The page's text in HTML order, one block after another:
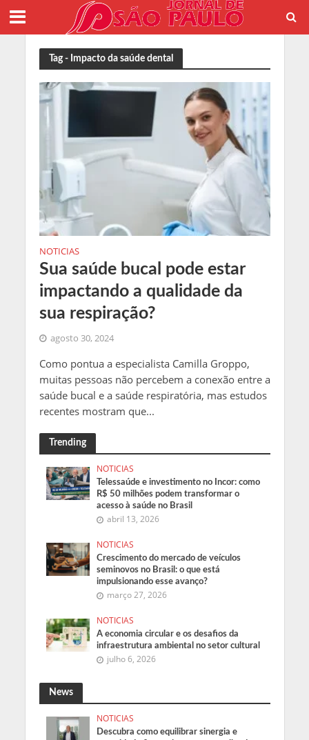
Tag - Impacto da saúde dental
NOTICIAS
Sua saúde bucal pode estar
impactando a qualidade da
sua respiração?
agosto 30, 2024
Como pontua a especialista Camilla Groppo,
muitas pessoas não percebem a conexão entre a
saúde bucal e a saúde respiratória, mas estudos
recentes mostram que...
Trending
NOTICIAS
Telessaúde e investimento no Incor: como
R$ 50 milhões podem transformar o
acesso à saúde no Brasil
abril 13, 2026
NOTICIAS
Crescimento do mercado de veículos
seminovos no Brasil: o que está
impulsionando esse avanço?
março 27, 2026
NOTICIAS
A economia circular e os desafios da
infraestrutura ambiental no setor cultural
julho 6, 2026
News
NOTICIAS
Descubra como equilibrar sinergia e